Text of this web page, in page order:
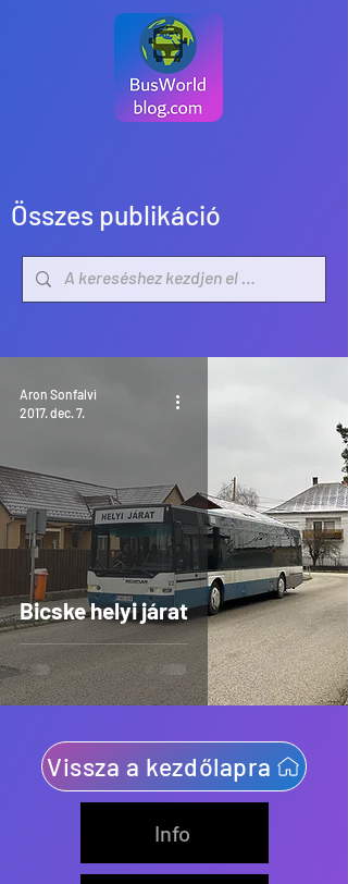
Összes publikáció
Bicske helyi járat
Aron Sonfalvi
2017. dec. 7.
Vissza a kezdőlapra
Info